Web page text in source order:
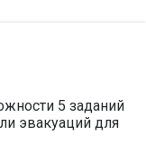
5 заданий
эвакуаций для